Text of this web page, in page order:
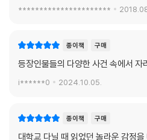
에서 주도권을 행사하였기 때문이다.
'타자(他仔)'의 위치밖에는 차지하지 못
서히 세계 문학의 중심부로 이행하였다
그리하여 많은 문학사가들은 라틴 아메
현상을 두고 '붐' 문학 또는 '붐' 소설이
**********************
종이책 구매
등장인물들의 다양한 사건 속에서 자
i******0 2024.10.05.
종이책 구매
대학교 다닐 때 읽었던 놀라운 감정